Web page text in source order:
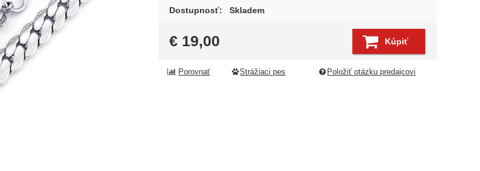
Dostupnosť: Skladem
€ 19,00 Kúpiť
Porovnať Strážiaci pes Položiť otázku predajcovi